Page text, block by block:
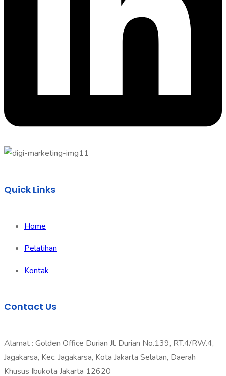
Quick Links
Home
Pelatihan
Kontak
Contact Us
Alamat : Golden Office Durian Jl. Durian No.139, RT.4/RW.4,
Jagakarsa, Kec. Jagakarsa, Kota Jakarta Selatan, Daerah
Khusus Ibukota Jakarta 12620